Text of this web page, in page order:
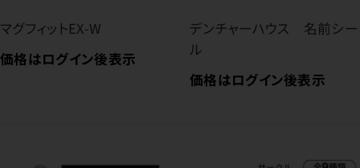
マグフィットEX-W
価格はログイン後表示
デンチャーハウス 名前シー
ル
価格はログイン後表示